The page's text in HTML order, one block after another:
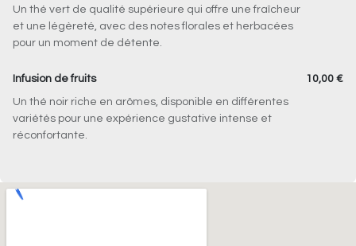
Un thé vert de qualité supérieure qui offre une fraîcheur
et une légèreté, avec des notes florales et herbacées
pour un moment de détente.
Infusion de fruits 10,00 €
Un thé noir riche en arômes, disponible en différentes
variétés pour une expérience gustative intense et
réconfortante.